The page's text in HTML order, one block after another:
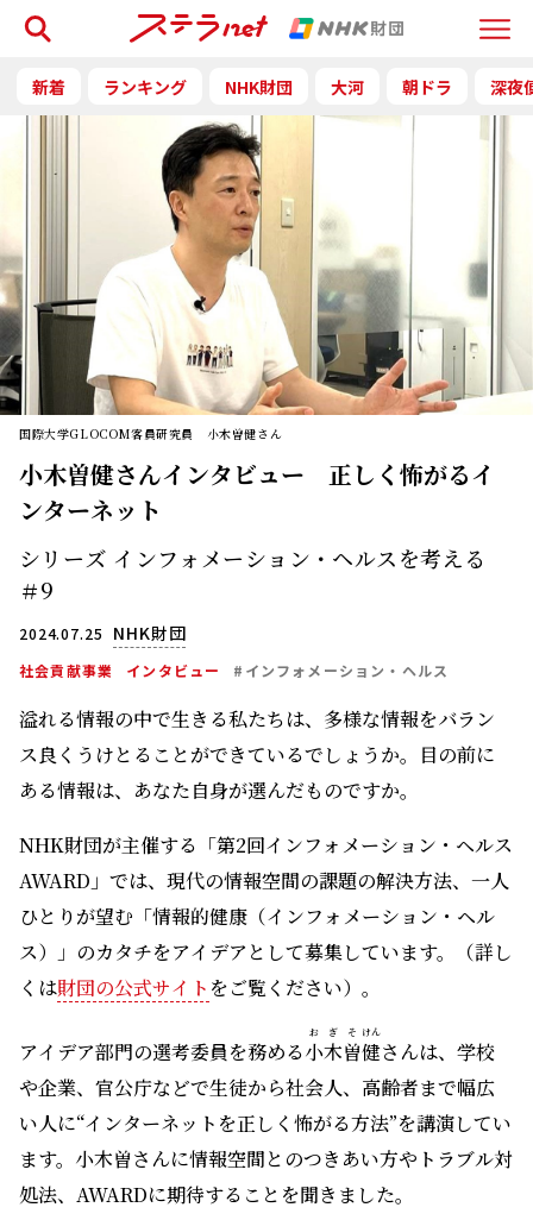
Menu
検索
新着 ランキング NHK財団 大河 朝ドラ 深夜
国際大学GLOCOM客員研究員 小木曽健さん
小木曽健さんインタビュー 正しく怖がるイ
ンターネット
シリーズ インフォメーション・ヘルスを考える
＃9
2024.07.25 NHK財団
社会貢献事業 インタビュー #インフォメーション・ヘルス
溢れる情報の中で生きる私たちは、多様な情報をバラン
ス良くうけとることができているでしょうか。目の前に
ある情報は、あなた自身が選んだものですか。
NHK財団が主催する「第2回インフォメーション・ヘルス
AWARD」では、現代の情報空間の課題の解決方法、一人
ひとりが望む「情報的健康（インフォメーション・ヘル
ス）」のカタチをアイデアとして募集しています。（詳し
くは財団の公式サイト をご覧ください）。
アイデア部門の選考委員を務める小木曽
おぎそ
健
けん
さんは、学校
や企業、官公庁などで生徒から社会人、高齢者まで幅広
い人に“インターネットを正しく怖がる方法”を講演してい
ます。小木曽さんに情報空間とのつきあい方やトラブル対
処法、AWARDに期待することを聞きました。